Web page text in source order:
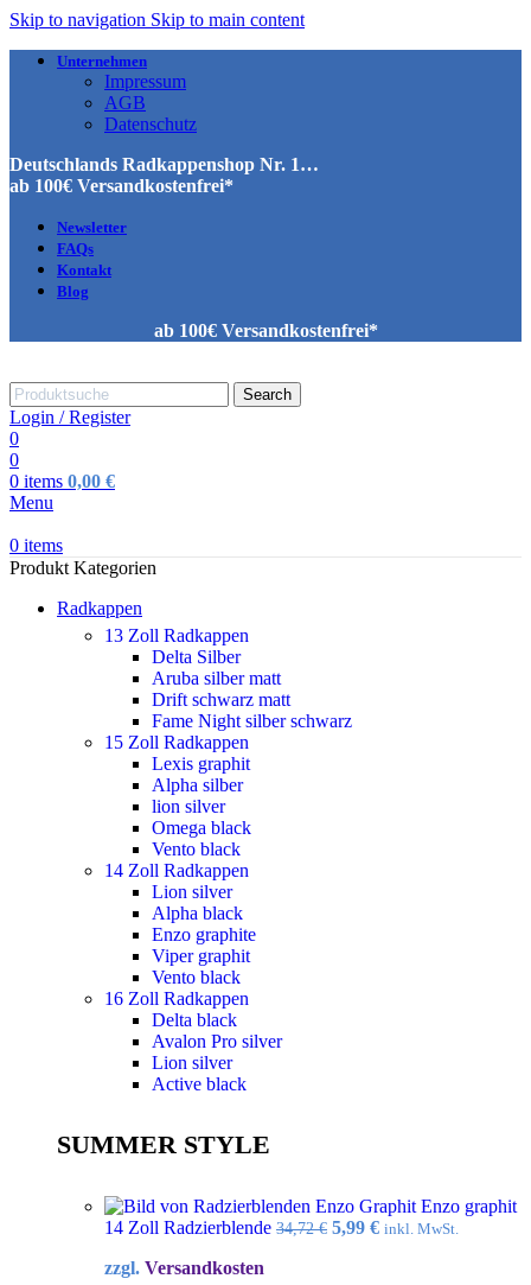
Skip to navigation Skip to main content
Unternehmen
Impressum
AGB
Datenschutz
Deutschlands Radkappenshop Nr. 1…
ab 100€ Versandkostenfrei*
Newsletter
FAQs
Kontakt
Blog
ab 100€ Versandkostenfrei*
Search
Login / Register
0
0
0 items 0,00 €
Menu
0 items
Produkt Kategorien
Radkappen
13 Zoll Radkappen
Delta Silber
Aruba silber matt
Drift schwarz matt
Fame Night silber schwarz
15 Zoll Radkappen
Lexis graphit
Alpha silber
lion silver
Omega black
Vento black
14 Zoll Radkappen
Lion silver
Alpha black
Enzo graphite
Viper graphit
Vento black
16 Zoll Radkappen
Delta black
Avalon Pro silver
Lion silver
Active black
SUMMER STYLE
Enzo graphit
14 Zoll Radzierblende 34,72€ Ursprünglicher
5,99 €Aktueller
inkl. MwSt.
zzgl. Versandkosten